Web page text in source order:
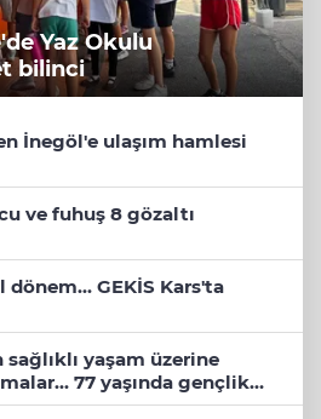
Yaz Okulu
bilinci
İnegöl'e ulaşım hamlesi
ve fuhuş 8 gözaltı
GEKİS Kars'ta
sağlıklı yaşam üzerine
77 yaşında gençlik